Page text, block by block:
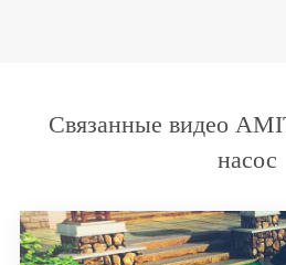
Связанные видео
насос